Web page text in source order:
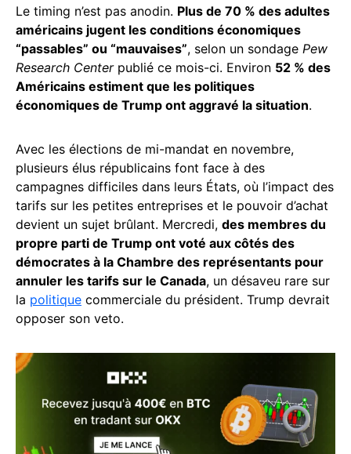
Le timing n’est pas anodin. Plus de 70 % des adultes
américains jugent les conditions économiques
“passables” ou “mauvaises”, selon un sondage Pew
Research Centerpublié ce mois-ci. Environ 52 % des
Américains estiment que les politiques
économiques de Trump ont aggravé la situation.
Avec les élections de mi-mandat en novembre,
plusieurs élus républicains font face à des
campagnes difficiles dans leurs États, où l’impact des
tarifs sur les petites entreprises et le pouvoir d’achat
devient un sujet brûlant. Mercredi, des membres du
propre parti de Trump ont voté aux côtés des
démocrates à la Chambre des représentants pour
annuler les tarifs sur le Canada, un désaveu rare sur
la politique commerciale du président. Trump devrait
opposer son veto.